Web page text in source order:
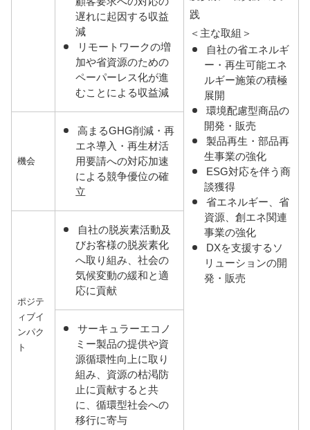
遅れに起因する収益
減
リモートワークの増
加や省資源のための
ペーパーレス化が進
むことによる収益減
践
＜主な取組＞
自社の省エネルギ
ー・再生可能エネ
ルギー施策の積極
展開
環境配慮型商品の
開発・販売
製品再生・部品再
生事業の強化
ESG対応を伴う商
談獲得
省エネルギー、省
資源、創エネ関連
事業の強化
DXを支援するソ
リューションの開
発・販売
機会
高まるGHG削減・再
エネ導入・再生材活
用要請への対応加速
による競争優位の確
立
ポジテ
ィブイ
ンパク
ト
自社の脱炭素活動及
びお客様の脱炭素化
へ取り組み、社会の
気候変動の緩和と適
応に貢献
サーキュラーエコノ
ミー製品の提供や資
源循環性向上に取り
組み、資源の枯渇防
止に貢献すると共
に、循環型社会への
移行に寄与